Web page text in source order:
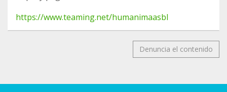
https://www.teaming.net/humanimaasbl
Denuncia el contenido